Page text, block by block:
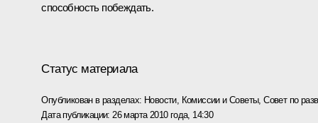
способность побеждать.
Статус материала
Опубликован в разделах: Новости, Комиссии и Советы,Совет по
Дата публикации: 26 марта 2010 года, 14:30